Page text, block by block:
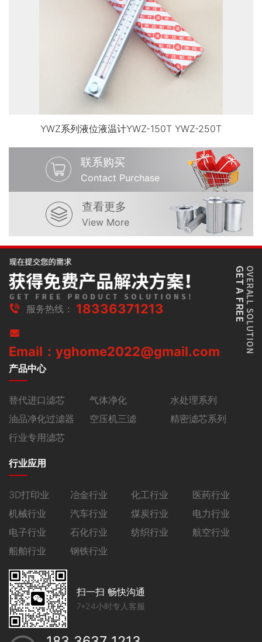
YWZ系列液位液温计YWZ-150T YWZ-250T
联系购买
Contact Purchase
查看更多
View More
服务热线： 18336371213
Email：yghome2022@gmail.com
产品中心
替代进口滤芯 气体净化
水处理系列
油品净化过滤器
空压机三滤
精密滤芯系列
行业专用滤芯
行业应用
3D打印业 冶金行业 化工行业
医药行业
机械行业
汽车行业 煤炭行业
电力行业
电子行业
石化行业 纺织行业
航空行业
船舶行业
钢铁行业
扫一扫 畅快沟通
7*24小时专人客服